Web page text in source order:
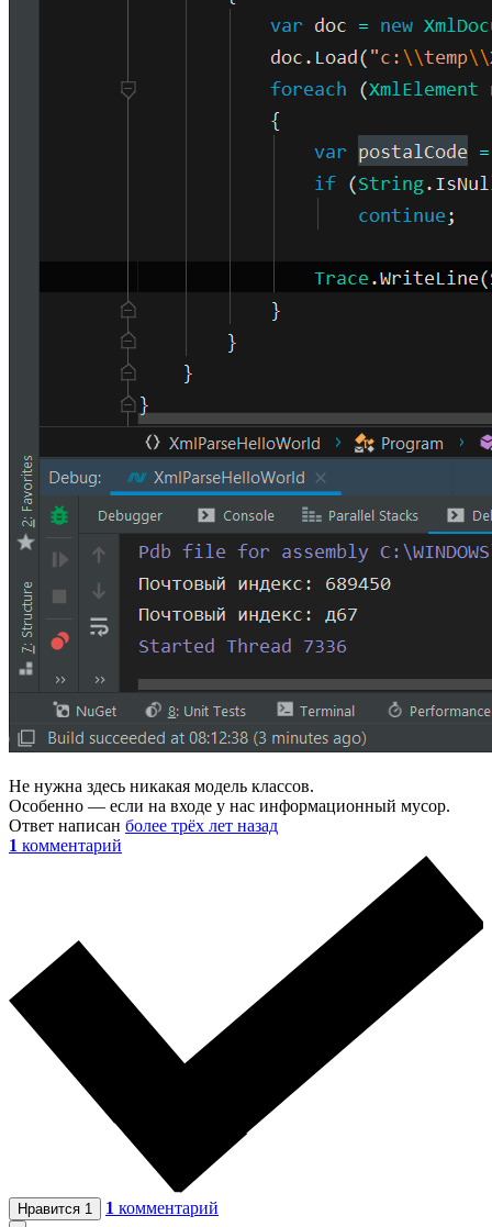
Не нужна здесь никакая модель классов.
Особенно — если на входе у нас информационный мусор.
Ответ написан более трёх лет назад
1 комментарий
Нравится 1 1 комментарий